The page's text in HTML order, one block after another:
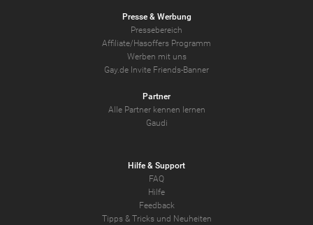
Presse & Werbung
Pressebereich
Affiliate/Hasoffers Programm
Werben mit uns
Gay.de Invite Friends-Banner
Partner
Alle Partner kennen lernen
Gaudi
Hilfe & Support
FAQ
Hilfe
Feedback
Tipps & Tricks und Neuheiten